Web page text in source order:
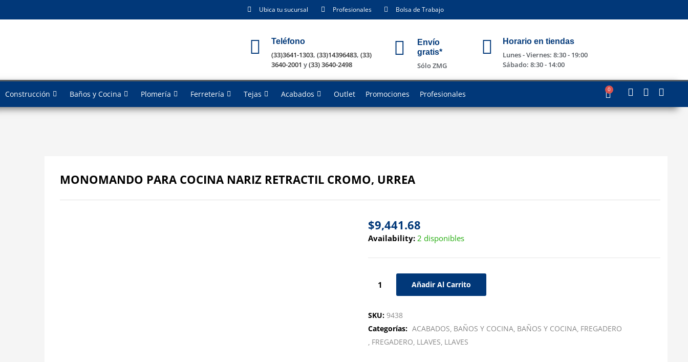
Ubica tu sucursal Profesionales Bolsa de Trabajo
Teléfono
(33)3641-1303, (33)14396483, (33)
3640-2001 y(33) 3640-2498
Envío
gratis*
Sólo ZMG
Horario en tiendas
Lunes - Viernes: 8:30 - 19:00
Sábado: 8:30 - 14:00
Construcción Baños y Cocina Plomería Ferretería Tejas Acabados Outlet Promociones Profesionales 0
MONOMANDO PARA COCINA NARIZ RETRACTIL CROMO, URREA
$9,441.68
Availability: 2 disponibles
Añadir Al Carrito
SKU: 9438
Categorías: ACABADOS BAÑOS Y COCINA BAÑOS Y COCINA FREGADERO
FREGADERO LLAVES LLAVES